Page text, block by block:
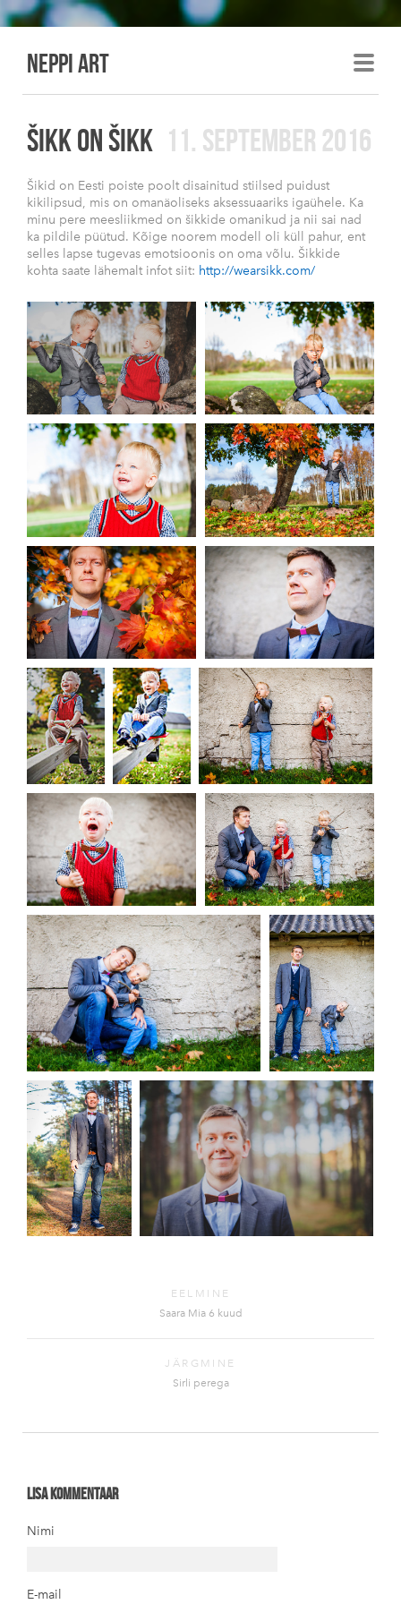
Neppi art
ŠIKK ON ŠIKK 11. SEPTEMBER 2016
Šikid on Eesti poiste poolt disainitud stiilsed puidust
kikilipsud, mis on omanäoliseks aksessuaariks igaühele. Ka
minu pere meesliikmed on šikkide omanikud ja nii sai nad
ka pildile püütud. Kõige noorem modell oli küll pahur, ent
selles lapse tugevas emotsioonis on oma võlu. Šikkide
kohta saate lähemalt infot siit: http://wearsikk.com/
EELMINE
Saara Mia 6 kuud
JÄRGMINE
Sirli perega
Lisa kommentaar
Nimi
E-mail